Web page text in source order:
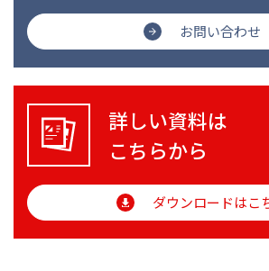
お問い合わせ
詳しい資料は
こちらから
ダウンロードはこ